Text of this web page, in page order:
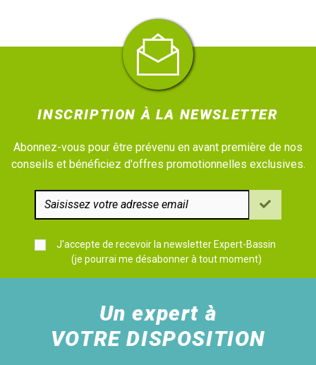
INSCRIPTION À LA NEWSLETTER
Abonnez-vous pour être prévenu en avant première de nos
conseils et bénéficiez d'offres promotionnelles exclusives.
J'accepte de recevoir la newsletter Expert-Bassin
(je pourrai me désabonner à tout moment)
Un expert à
VOTRE DISPOSITION